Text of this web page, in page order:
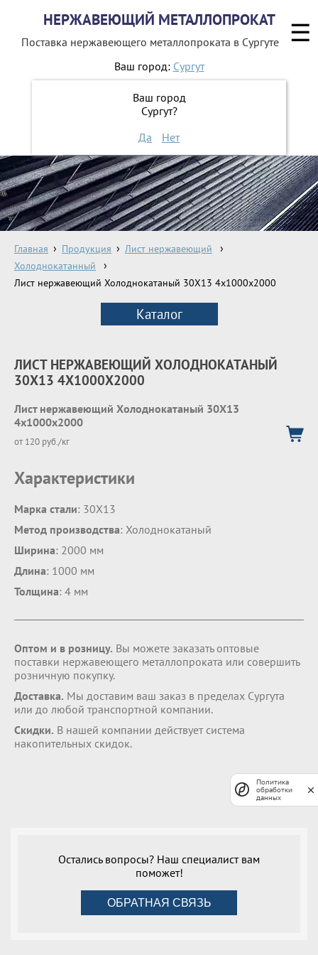
НЕРЖАВЕЮЩИЙ МЕТАЛЛОПРОКАТ
Поставка нержавеющего металлопроката в Сургуте
Ваш город: Сургут
Ваш город
Сургут?
Да
Нет
8 800 551-16-44
ЗАКАЗАТЬ ОБРАТНЫЙ ЗВОНОК
Главная Продукция
Лист нержавеющий
Холоднокатанный
Лист нержавеющий Холоднокатаный 30Х13 4х1000х2000
Каталог
ЛИСТ НЕРЖАВЕЮЩИЙ ХОЛОДНОКАТАНЫЙ
30Х13 4Х1000Х2000
Лист нержавеющий Холоднокатаный 30Х13
4х1000х2000
от 120 руб./кг
Характеристики
Марка стали: 30Х13
Метод производства: Холоднокатаный
Ширина: 2000 мм
Длина: 1000 мм
Толщина: 4 мм
Оптом и в розницу. Вы можете заказать оптовые
поставки нержавеющего металлопроката или совершить
розничную покупку.
Доставка. Мы доставим ваш заказ в пределах Сургута
или до любой транспортной компании.
Скидки. В нашей компании действует система
накопительных скидок.
Остались вопросы? Наш специалист вам
поможет!
ОБРАТНАЯ СВЯЗЬ
☰
Политика
обработки
данных